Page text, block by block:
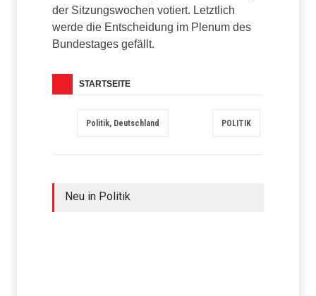
der Sitzungswochen votiert. Letztlich
werde die Entscheidung im Plenum des
Bundestages gefällt.
STARTSEITE
Politik, Deutschland POLITIK
Neu in Politik